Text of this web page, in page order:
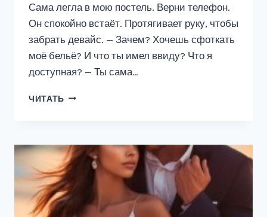
Сама легла в мою постель. Верни телефон.
Он спокойно встаёт. Протягивает руку, чтобы
забрать девайс. — Зачем? Хочешь сфоткать
моё бельё? И что ты имел ввиду? Что я
доступная? — Ты сама…
ЧИТАТЬ ПРЕДАТЕЛЬ.